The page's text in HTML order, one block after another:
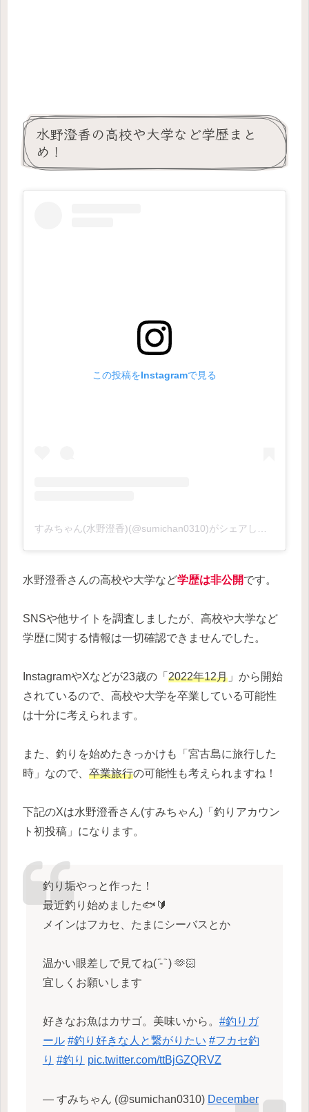
水野澄香の高校や大学など学歴まと
め！
この投稿をInstagramで見る
水野澄香さんの高校や大学など学歴は非公開です。
SNSや他サイトを調査しましたが、高校や大学など
学歴に関する情報は一切確認できませんでした。
InstagramやXなどが23歳の「 2022年12月 」から開始
されているので、高校や大学を卒業している可能性
は十分に考えられます。
また、釣りを始めたきっかけも「宮古島に旅行した
時」なので、 卒業旅行の可能性も考えられますね！
下記のXは水野澄香さん(すみちゃん)「釣りアカウン
ト初投稿」になります。
釣り垢やっと作った！
最近釣り始めました🐟🔰
メインはフカセ、たまにシーバスとか
温かい眼差しで見てね( ᷇- ᷆ ) 🫶🏻
宜しくお願いします
好きなお魚はカサゴ。美味いから。 #釣りガ
ール #釣り好きな人と繋がりたい #フカセ釣
り #釣り pic.twitter.com/ttBjGZQRVZ
— すみちゃん (@sumichan0310) December